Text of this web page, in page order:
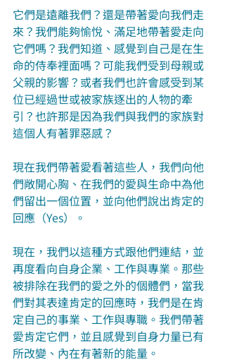
它們是遠離我們？還是帶著愛向我們走
來？我們能夠愉悅、滿足地帶著愛走向
它們嗎？我們知道、感覺到自己是在生
命的侍奉裡面嗎？可能我們受到母親或
父親的影響？或者我們也許會感受到某
位已經過世或被家族逐出的人物的牽
引？也許那是因為我們與我們的家族對
這個人有著罪惡感？
現在我們帶著愛看著這些人，我們向他
們敞開心胸、在我們的愛與生命中為他
們留出一個位置，並向他們說出肯定的
回應（Yes）。
現在，我們以這種方式跟他們連結，並
再度看向自身企業、工作與專業。那些
被排除在我們的愛之外的個體們，當我
們對其表達肯定的回應時，我們是在肯
定自己的事業、工作與專職。我們帶著
愛肯定它們，並且感覺到自身力量已有
所改變、內在有著新的能量。